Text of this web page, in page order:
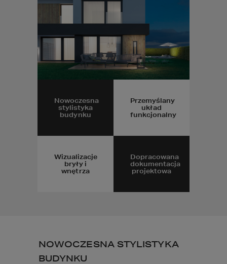
Nowoczesna
stylistyka
budynku
Przemyślany
układ
funkcjonalny
Wizualizacje
bryły i
wnętrza
Dopracowana
dokumentacja
projektowa
NOWOCZESNA STYLISTYKA
BUDYNKU